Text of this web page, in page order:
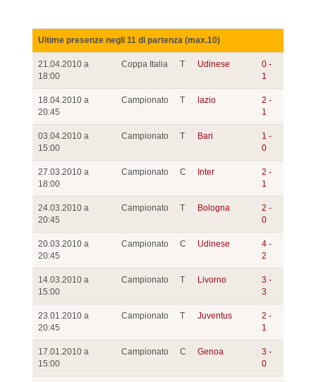
Ultime presenze negli 11 di partenza (max.10)
21.04.2010 a
18:00
Coppa Italia T Udinese
0 -
1
18.04.2010 a
20:45
Campionato T lazio
2 -
1
03.04.2010 a
15:00
Campionato T Bari
1 -
0
27.03.2010 a
18:00
Campionato C Inter
2 -
1
24.03.2010 a
20:45
Campionato T Bologna
2 -
0
20.03.2010 a
20:45
Campionato C Udinese
4 -
2
14.03.2010 a
15:00
Campionato T Livorno
3 -
3
23.01.2010 a
20:45
Campionato T Juventus
2 -
1
17.01.2010 a
15:00
Campionato C Genoa
3 -
0